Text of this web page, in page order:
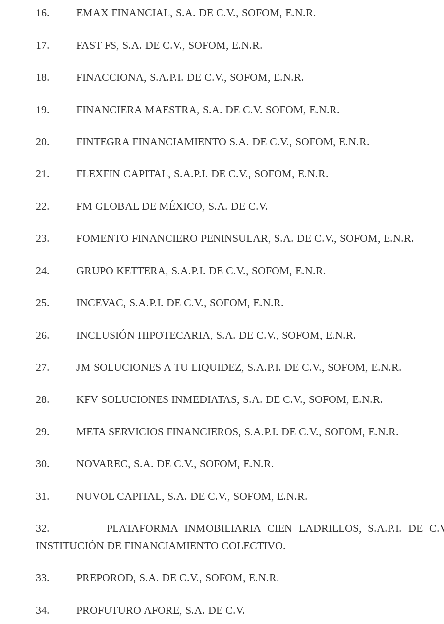
16. EMAX FINANCIAL, S.A. DE C.V., SOFOM, E.N.R.
17. FAST FS, S.A. DE C.V., SOFOM, E.N.R.
18. FINACCIONA, S.A.P.I. DE C.V., SOFOM, E.N.R.
19. FINANCIERA MAESTRA, S.A. DE C.V. SOFOM, E.N.R.
20. FINTEGRA FINANCIAMIENTO S.A. DE C.V., SOFOM, E.N.R.
21. FLEXFIN CAPITAL, S.A.P.I. DE C.V., SOFOM, E.N.R.
22. FM GLOBAL DE MÉXICO, S.A. DE C.V.
23. FOMENTO FINANCIERO PENINSULAR, S.A. DE C.V., SOFOM, E.N.R.
24. GRUPO KETTERA, S.A.P.I. DE C.V., SOFOM, E.N.R.
25. INCEVAC, S.A.P.I. DE C.V., SOFOM, E.N.R.
26. INCLUSIÓN HIPOTECARIA, S.A. DE C.V., SOFOM, E.N.R.
27. JM SOLUCIONES A TU LIQUIDEZ, S.A.P.I. DE C.V., SOFOM, E.N.R.
28. KFV SOLUCIONES INMEDIATAS, S.A. DE C.V., SOFOM, E.N.R.
29. META SERVICIOS FINANCIEROS, S.A.P.I. DE C.V., SOFOM, E.N.R.
30. NOVAREC, S.A. DE C.V., SOFOM, E.N.R.
31. NUVOL CAPITAL, S.A. DE C.V., SOFOM, E.N.R.
32. PLATAFORMA INMOBILIARIA CIEN LADRILLOS, S.A.P.I. DE
INSTITUCIÓN DE FINANCIAMIENTO COLECTIVO.
33. PREPOROD, S.A. DE C.V., SOFOM, E.N.R.
34. PROFUTURO AFORE, S.A. DE C.V.